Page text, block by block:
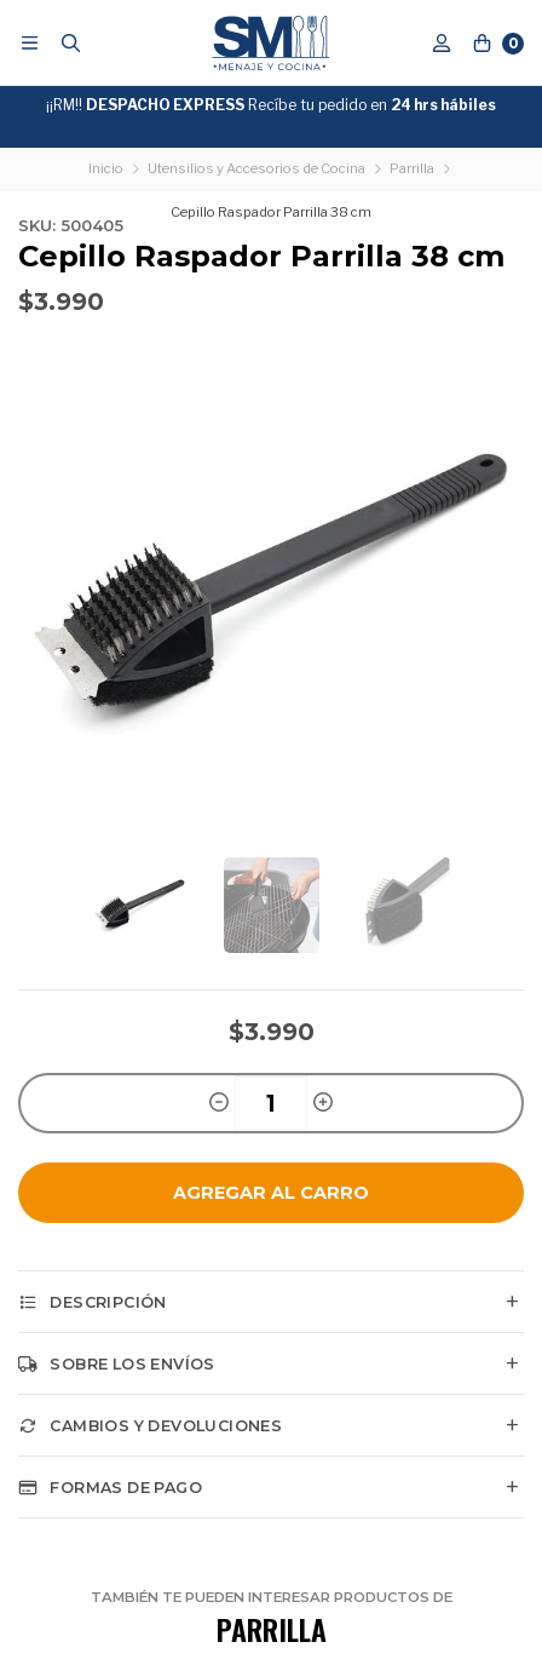
0
GRATIS
SOBRE
¡¡RM!! DESPACHO EXPRESS Recíbe tu pedido en 24 hrs hábiles
Inicio Utensilios y Accesorios de Cocina Parrilla
Cepillo Raspador Parrilla 38 cm
SKU: 500405
Cepillo Raspador Parrilla 38 cm
$3.990
$3.990
AGREGAR AL CARRO
DESCRIPCIÓN
SOBRE LOS ENVÍOS
CAMBIOS Y DEVOLUCIONES
FORMAS DE PAGO
TAMBIÉN TE PUEDEN INTERESAR PRODUCTOS DE
PARRILLA